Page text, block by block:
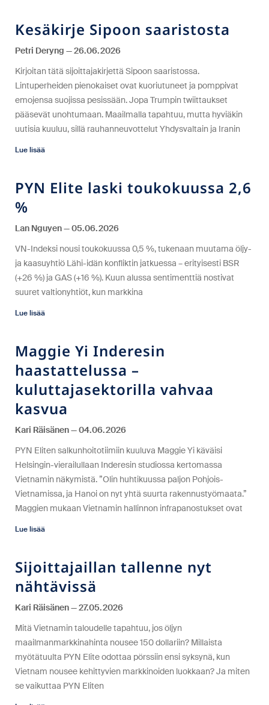
Kesäkirje Sipoon saaristosta
Petri Deryng
26.06.2026
Kirjoitan tätä sijoittajakirjettä Sipoon saaristossa.
Lintuperheiden pienokaiset ovat kuoriutuneet ja pomppivat
emojensa suojissa pesissään. Jopa Trumpin twiittaukset
pääsevät unohtumaan. Maailmalla tapahtuu, mutta hyviäkin
uutisia kuuluu, sillä rauhanneuvottelut Yhdysvaltain ja Iranin
Lue lisää
PYN Elite laski toukokuussa 2,6
%
Lan Nguyen
05.06.2026
VN-Indeksi nousi toukokuussa 0,5 %, tukenaan muutama öljy-
ja kaasuyhtiö Lähi-idän konfliktin jatkuessa – erityisesti BSR
(+26 %) ja GAS (+16 %). Kuun alussa sentimenttiä nostivat
suuret valtionyhtiöt, kun markkina
Lue lisää
Maggie Yi Inderesin
haastattelussa –
kuluttajasektorilla vahvaa
kasvua
Kari Räisänen
04.06.2026
PYN Eliten salkunhoitotiimiin kuuluva Maggie Yi käväisi
Helsingin-vierailullaan Inderesin studiossa kertomassa
Vietnamin näkymistä. ”Olin huhtikuussa paljon Pohjois-
Vietnamissa, ja Hanoi on nyt yhtä suurta rakennustyömaata.”
Maggien mukaan Vietnamin hallinnon infrapanostukset ovat
Lue lisää
Sijoittajaillan tallenne nyt
nähtävissä
Kari Räisänen
27.05.2026
Mitä Vietnamin taloudelle tapahtuu, jos öljyn
maailmanmarkkinahinta nousee 150 dollariin? Millaista
myötätuulta PYN Elite odottaa pörssiin ensi syksynä, kun
Vietnam nousee kehittyvien markkinoiden luokkaan? Ja miten
se vaikuttaa PYN Eliten